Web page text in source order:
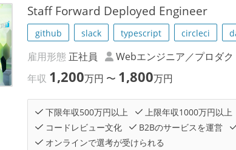
Staff Forward Deployed Engineer
github slack typescript circleci
雇用形態 正社員 Webエンジニア／プロダ
年収 1,200万円 〜 1,800万円
下限年収500万円以上 上限年収1000万円以上
コードレビュー文化
B2Bのサービスを運営
オンラインで選考が受けられる